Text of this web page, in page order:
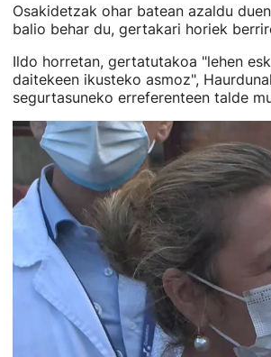
Osakidetzak ohar batean azaldu
balio behar du, gertakari horiek
Ildo horretan, gertatutakoa "lehen
daitekeen ikusteko asmoz",
segurtasuneko erreferenteen talde